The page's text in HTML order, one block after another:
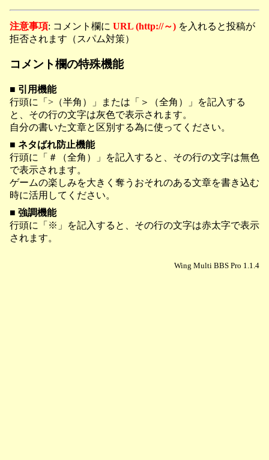
注意事項: コメント欄に URL (http://～) を入れると投稿が
拒否されます（スパム対策）
コメント欄の特殊機能
■ 引用機能
行頭に「>（半角）」または「＞（全角）」を記入する
と、その行の文字は灰色で表示されます。
自分の書いた文章と区別する為に使ってください。
■ ネタばれ防止機能
行頭に「＃（全角）」を記入すると、その行の文字は無色
で表示されます。
ゲームの楽しみを大きく奪うおそれのある文章を書き込む
時に活用してください。
■ 強調機能
行頭に「※」を記入すると、その行の文字は赤太字で表示
されます。
Wing Multi BBS Pro 1.1.4